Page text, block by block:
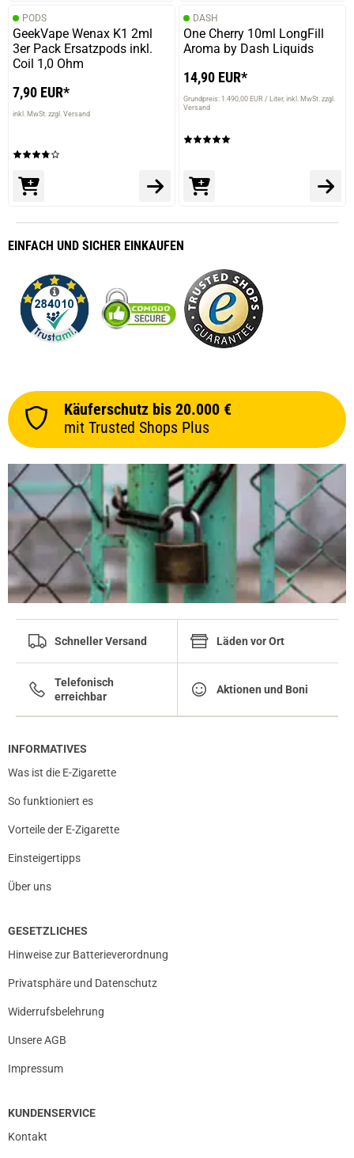
PODS
GeekVape Wenax K1 2ml
3er Pack Ersatzpods inkl.
Coil 1,0 Ohm
7,90 EUR*
inkl. MwSt. zzgl. Versand
DASH
One Cherry 10ml LongFill
Aroma by Dash Liquids
14,90 EUR*
Grundpreis: 1.490,00 EUR / Liter inkl. MwSt. zzgl.
Versand
EINFACH UND SICHER EINKAUFEN
Käuferschutz bis 20.000 €
mit Trusted Shops Plus
Schneller Versand Läden vor Ort
Telefonisch
erreichbar
Aktionen und Boni
INFORMATIVES
Was ist die E-Zigarette
So funktioniert es
Vorteile der E-Zigarette
Einsteigertipps
Über uns
GESETZLICHES
Hinweise zur Batterieverordnung
Privatsphäre und Datenschutz
Widerrufsbelehrung
Unsere AGB
Impressum
KUNDENSERVICE
Kontakt